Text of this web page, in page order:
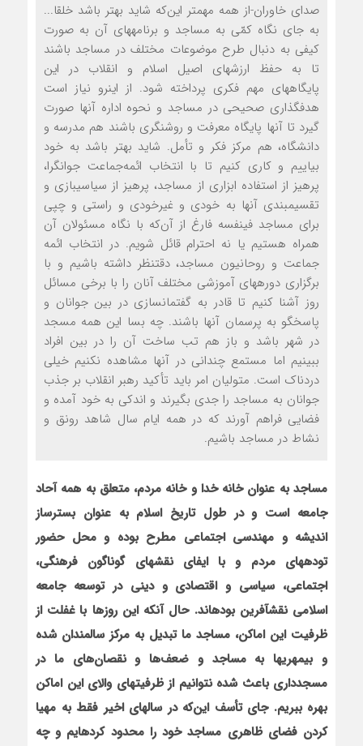
صدای خاوران-از همه مهم‏تر این‌که شاید بهتر باشد خلق‏ا...
به جای نگاه کمّی به مساجد و برنامه‏های آن به صورت
کیفی به دنبال طرح موضوعات مختلف در مساجد باشند
تا به حفظ ارزش‏های اصیل اسلام و انقلاب در این
پایگاه‏های مهم فکری پرداخته شود. از این‏رو نیاز است
هدف‏گذاری صحیحی در مساجد و نحوه اداره آنها صورت
گیرد تا آنها پایگاه معرفت و روشنگری باشند هم مدرسه و
دانشگاه، هم مرکز فکر و تأمل. شاید بهتر باشد به خود
بیاییم و کاری کنیم تا با انتخاب ائمه‌جماعت جوان‏گرا،
پرهیز از استفاده ابزاری از مساجد، پرهیز از سیاسی‏بازی و
تقسیم‏بندی آنها به خودی و غیرخودی و راستی و چپی
برای مساجد فی‏نفسه فارغ از آن‌که با نگاه مسئولان آن
همراه هستیم یا نه احترام قائل شویم. در انتخاب ائمه
جماعت و روحانیون مساجد، دقت‏نظر داشته باشیم و با
برگزاری دوره‏های آموزشی مختلف آنان را با برخی مسائل
روز آشنا کنیم تا قادر به گفتمان‏سازی در بین جوانان و
پاسخگو به پرسمان آنها باشند. چه بسا این همه مسجد
در شهر باشد و باز هم تب ساخت آن را در بین افراد
ببینیم اما مستمع چندانی در آنها مشاهده نکنیم خیلی
دردناک است. متولیان امر باید تأکید رهبر انقلاب بر جذب
جوانان به مساجد را جدی بگیرند و اندکی به خود آمده و
فضایی فراهم آورند که در همه ایام سال شاهد رونق و
نشاط در مساجد باشیم.
مساجد به عنوان خانه خدا و خانه مردم، متعلق به همه آحاد
جامعه است و در طول تاریخ اسلام به عنوان بسترساز
اندیشه و مهندسی اجتماعی مطرح بوده و محل حضور
توده‏های مردم و با ایفای نقش‏های گوناگون فرهنگی،
اجتماعی، سیاسی و اقتصادی و دینی در توسعه جامعه
اسلامی نقش‏آفرین بوده‏اند. حال آن‏که این روزها با غفلت از
ظرفیت این اماکن، مساجد ما تبدیل به مرکز سالمندان شده
و بی‏مهری‏ها به مساجد و ضعفها و نقصانهای ما در
مسجدداری باعث شده نتوانیم از ظرفیت‏های والای این اماکن
بهره ببریم. جای تأسف این‌که در سال‏های اخیر فقط به مهیا
کردن فضای ظاهری مساجد خود را محدود کرده‏ایم و چه